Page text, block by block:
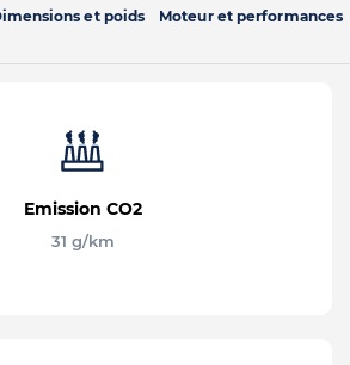
et poids Moteur et performances
Emission CO2
31 g/km